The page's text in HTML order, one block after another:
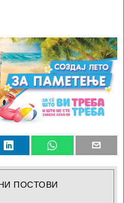
ПОСТОВИ